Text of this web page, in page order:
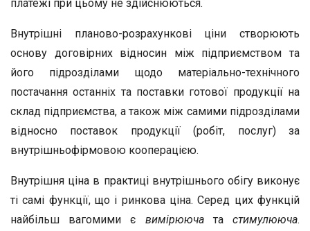
платежі при цьому не здійснюються.
Внутрішні планово-розрахункові ціни створюють
основу договірних відносин між підприємством та
його підрозділами щодо матеріально-технічного
постачання останніх та поставки готової продукції на
склад підприємства, а також між самими підрозділами
відносно поставок продукції (робіт, послуг) за
внутрішньофірмовою кооперацією.
Внутрішня ціна в практиці внутрішнього обігу виконує
ті самі функції, що і ринкова ціна. Серед цих функцій
найбільш вагомими є вимірюючатастимулююча.